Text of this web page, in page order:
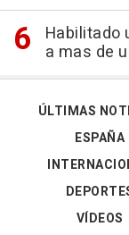
Habilitado
a mas de
ÚLTIMAS
ESPAÑA
VÍDEOS